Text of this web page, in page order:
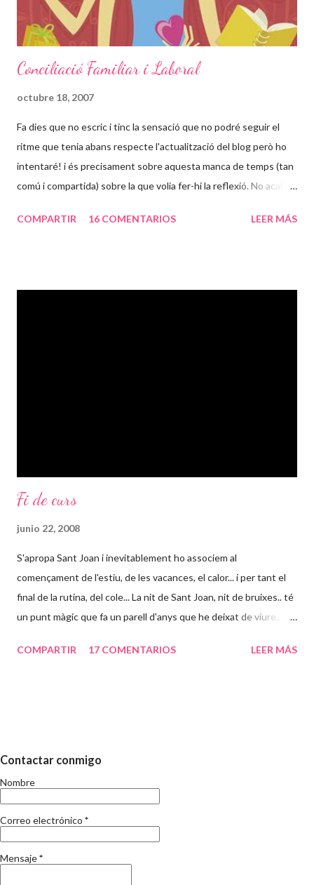
Conciliació Familiar i Laboral
octubre 18, 2007
Fa dies que no escric i tinc la sensació que no podré seguir el
ritme que tenia abans respecte l'actualització del blog però ho
intentaré! i és precisament sobre aquesta manca de temps (tan
comú i compartida) sobre la que volia fer-hi la reflexió. No acabo
en quant al tema dels horaris. És un tema que juntament amb les
COMPARTIR 16 COMENTARIOS LEER MÁS
Fi de curs
junio 22, 2008
S'apropa Sant Joan i inevitablement ho associem al
començament de l'estiu, de les vacances, el calor... i per tant el
final de la rutina, del cole... La nit de Sant Joan, nit de bruixes.. té
un punt màgic que fa un parell d'anys que he deixat de viure..
acabats els examens canviava de vida i tot i treballar tot era
aporto res nou, si més no, el meu punt de vista el deveu deduir.
COMPARTIR 17 COMENTARIOS LEER MÁS
Contactar conmigo
Nombre
Correo electrónico *
Mensaje*